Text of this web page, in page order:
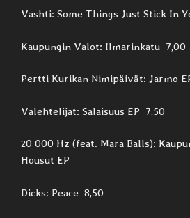
Vashti: Some Things Just Stick In
Kaupungin Valot: Ilmarinkatu 7,00
Pertti Kurikan Nimipäivät: Jarmo
Valehtelijat: Salaisuus EP 7,50
20 000 Hz (feat. Mara Balls):
Housut EP
Dicks: Peace 8,50